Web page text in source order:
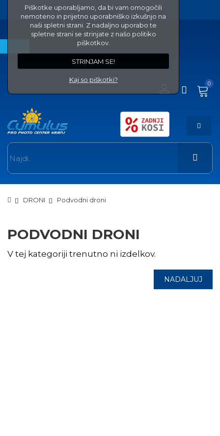
Piškotke uporabljamo, da bi vam omogočili
nemoteno in prijetno uporabniško izkušnjo na
naši spletni strani. Z nadaljno uporabo te
spletne strani se strinjate z našo politiko
piškotkov.
STRINJAM SE!
Kaj so piškotki?
0
DRONI Podvodni droni
PODVODNI DRONI
V tej kategoriji trenutno ni izdelkov.
NADALJUJ